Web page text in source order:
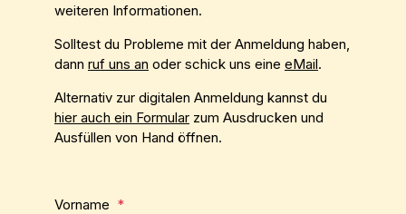
weiteren Informationen.
Solltest du Probleme mit der Anmeldung haben,
dann ruf uns an oder schick uns eine eMail.
Alternativ zur digitalen Anmeldung kannst du
hier auch ein Formular zum Ausdrucken und
Ausfüllen von Hand öffnen.
Vorname *